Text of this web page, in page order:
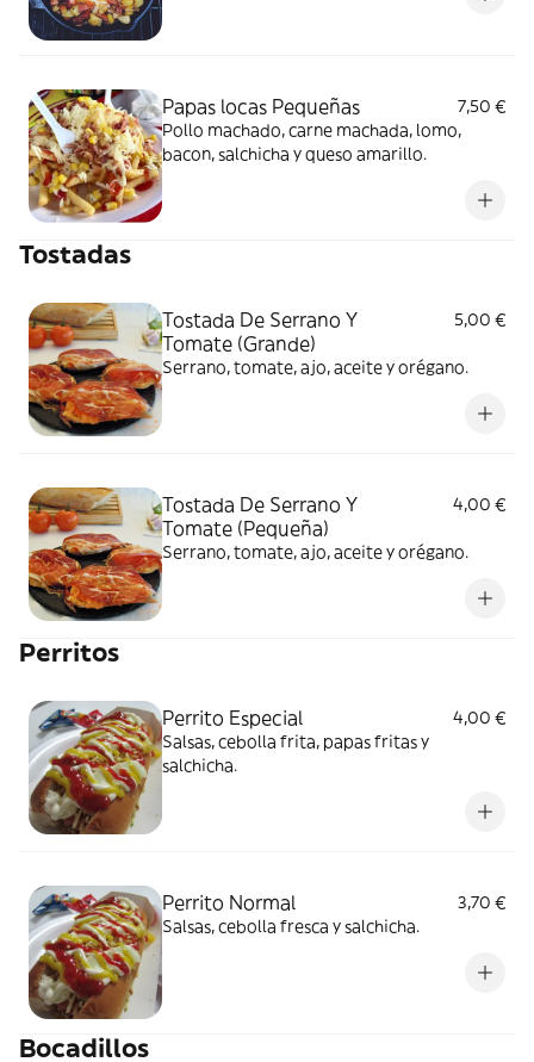
Papas locas Pequeñas
7,50 €
Pollo machado, carne machada, lomo,
bacon, salchicha y queso amarillo.
Tostadas
Tostada De Serrano Y
Tomate (Grande)
5,00 €
Serrano, tomate, ajo, aceite y orégano.
Tostada De Serrano Y
Tomate (Pequeña)
4,00 €
Serrano, tomate, ajo, aceite y orégano.
Perritos
Perrito Especial
4,00 €
Salsas, cebolla frita, papas fritas y
salchicha.
Perrito Normal
3,70 €
Salsas, cebolla fresca y salchicha.
Bocadillos